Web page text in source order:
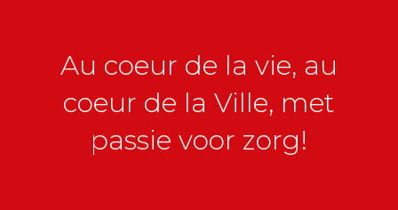
Au coeur de la vie, au
coeur de la Ville, met
passie voor zorg!